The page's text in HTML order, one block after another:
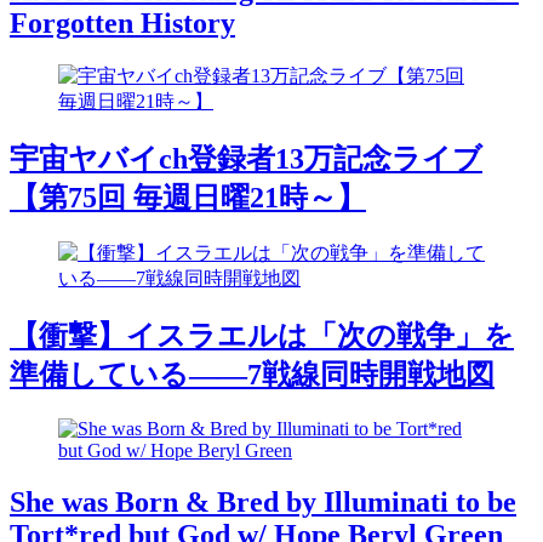
Forgotten History
宇宙ヤバイch登録者13万記念ライブ
【第75回 毎週日曜21時～】
【衝撃】イスラエルは「次の戦争」を
準備している――7戦線同時開戦地図
She was Born & Bred by Illuminati to be
Tort*red but God w/ Hope Beryl Green